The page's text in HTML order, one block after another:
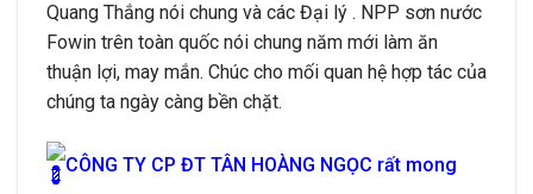
Quang Thắng nói chung và các Đại lý . NPP sơn nước
Fowin trên toàn quốc nói chung năm mới làm ăn
thuận lợi, may mắn. Chúc cho mối quan hệ hợp tác của
chúng ta ngày càng bền chặt.
CÔNG TY CP ĐT TÂN HOÀNG NGỌC rất mong